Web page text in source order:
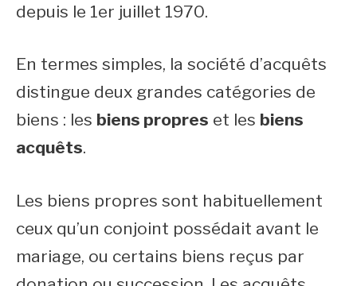
depuis le 1er juillet 1970.
En termes simples, la société d’acquêts
distingue deux grandes catégories de
biens : les biens propres et les biens
acquêts.
Les biens propres sont habituellement
ceux qu’un conjoint possédait avant le
mariage, ou certains biens reçus par